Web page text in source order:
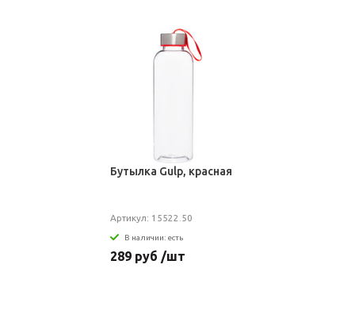
Бутылка Gulp, красная
Артикул: 15522.50
В наличии: есть
289 руб /шт